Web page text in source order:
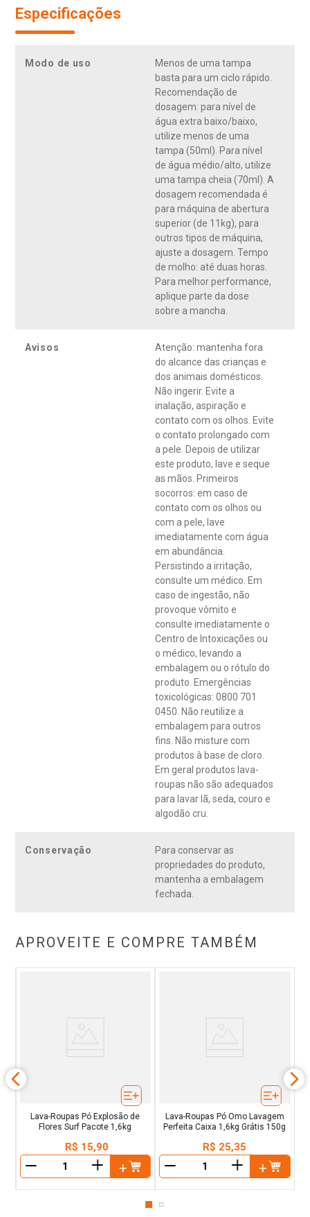
Especificações
Modo de uso
Menos de uma tampa
basta para um ciclo rápido.
Recomendação de
dosagem: para nível de
água extra baixo/baixo,
utilize menos de uma
tampa (50ml). Para nível
de água médio/alto, utilize
uma tampa cheia (70ml). A
dosagem recomendada é
para máquina de abertura
superior (de 11kg), para
outros tipos de máquina,
ajuste a dosagem. Tempo
de molho: até duas horas.
Para melhor performance,
aplique parte da dose
sobre a mancha.
Avisos
Atenção: mantenha fora
do alcance das crianças e
dos animais domésticos.
Não ingerir. Evite a
inalação, aspiração e
contato com os olhos. Evite
o contato prolongado com
a pele. Depois de utilizar
este produto, lave e seque
as mãos. Primeiros
socorros: em caso de
contato com os olhos ou
com a pele, lave
imediatamente com água
em abundância.
Persistindo a irritação,
consulte um médico. Em
caso de ingestão, não
provoque vômito e
consulte imediatamente o
Centro de Intoxicações ou
o médico, levando a
embalagem ou o rótulo do
produto. Emergências
toxicológicas: 0800 701
0450. Não reutilize a
embalagem para outros
fins. Não misture com
produtos à base de cloro.
Em geral produtos lava-
roupas não são adequados
para lavar lã, seda, couro e
algodão cru.
Conservação
Para conservar as
propriedades do produto,
mantenha a embalagem
fechada.
APROVEITE E COMPRE TAMBÉM
Lava-Roupas Pó Explosão de
Flores Surf Pacote 1,6kg
R$ 15,90
＋
Lava-Roupas Pó Omo Lavagem
Perfeita Caixa 1,6kg Grátis 150g
R$ 25,35
＋